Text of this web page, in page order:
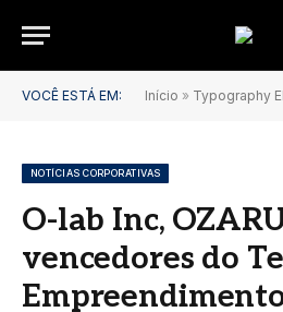
VOCÊ ESTÁ EM: Início » Typography
NOTÍCIAS CORPORATIVAS
O-lab Inc,
vencedores do